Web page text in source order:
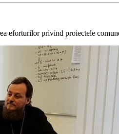
eforturilor privind proiectele